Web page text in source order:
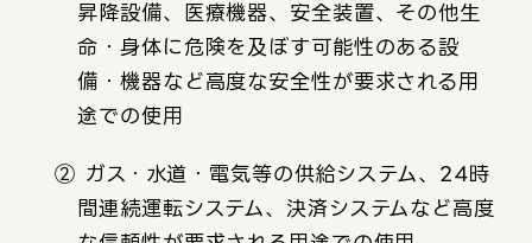
昇降設備、医療機器、安全装置、その他生
命・身体に危険を及ぼす可能性のある設
備・機器など高度な安全性が要求される用
途での使用
② ガス・水道・電気等の供給システム、24時
間連続運転システム、決済システムなど高度